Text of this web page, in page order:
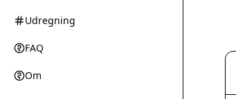
Udregning
FAQ
Om